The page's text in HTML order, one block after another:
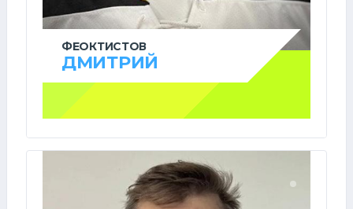
ФЕОКТИСТОВ
ДМИТРИЙ